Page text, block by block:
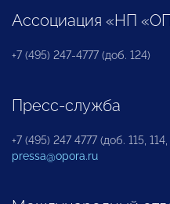
Ассоциация «НП
+7 (495) 247-4777 (доб. 124)
Пресс-служба
+7 (495) 247 4777 (доб. 115, 114,
pressa@opora.ru